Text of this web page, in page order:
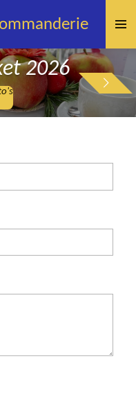
2026